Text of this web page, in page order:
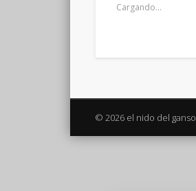
Cargando...
© 2026 el nido del ganso